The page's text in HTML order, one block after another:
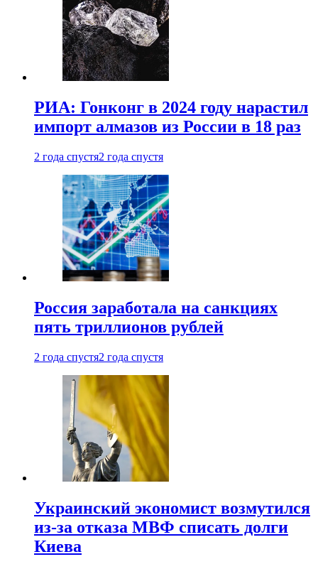
РИА: Гонконг в 2024 году нарастил
импорт алмазов из России в 18 раз
2 года спустя2 года спустя
Россия заработала на санкциях
пять триллионов рублей
2 года спустя2 года спустя
Украинский экономист возмутился
из-за отказа МВФ списать долги
Киева